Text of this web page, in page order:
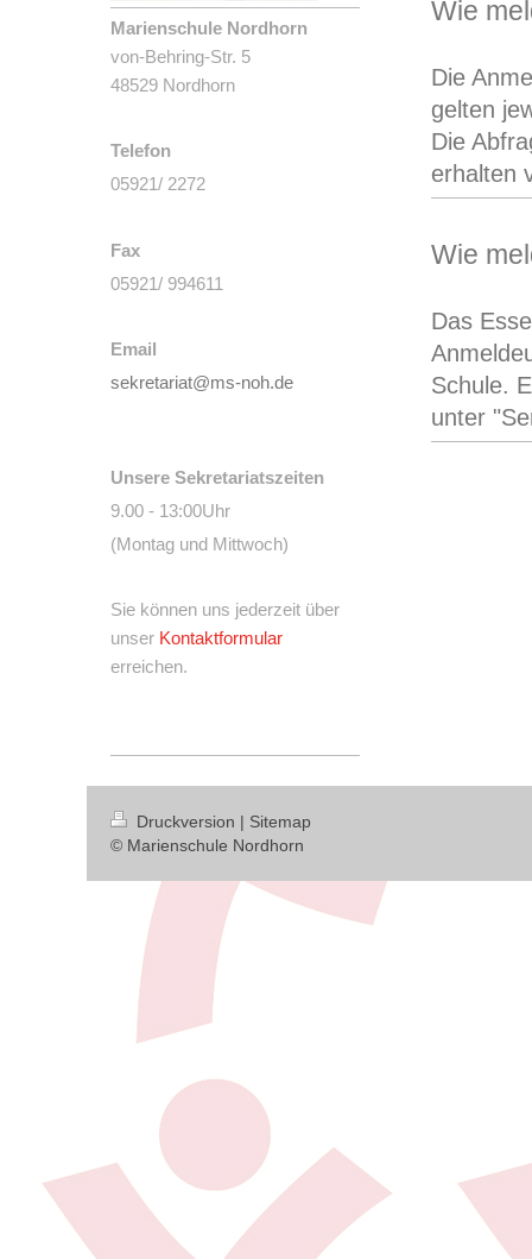
Wie
Die
gelten
Die
erhalten
Wie
Das
Schule.
unter
Marienschule Nordhorn
von-Behring-Str. 5
48529 Nordhorn
Telefon
05921/ 2272
Fax
05921/ 994611
Email
sekretariat@ms-noh.de
Unsere Sekretariatszeiten
9.00 - 13:00Uhr
(Montag und Mittwoch)
Sie können uns jederzeit über
unser Kontaktformular
erreichen.
Druckversion | Sitemap
© Marienschule Nordhorn